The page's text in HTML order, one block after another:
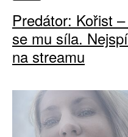
Predátor: Kořist
se mu síla.
na streamu